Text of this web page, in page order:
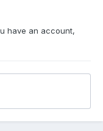
have an account,